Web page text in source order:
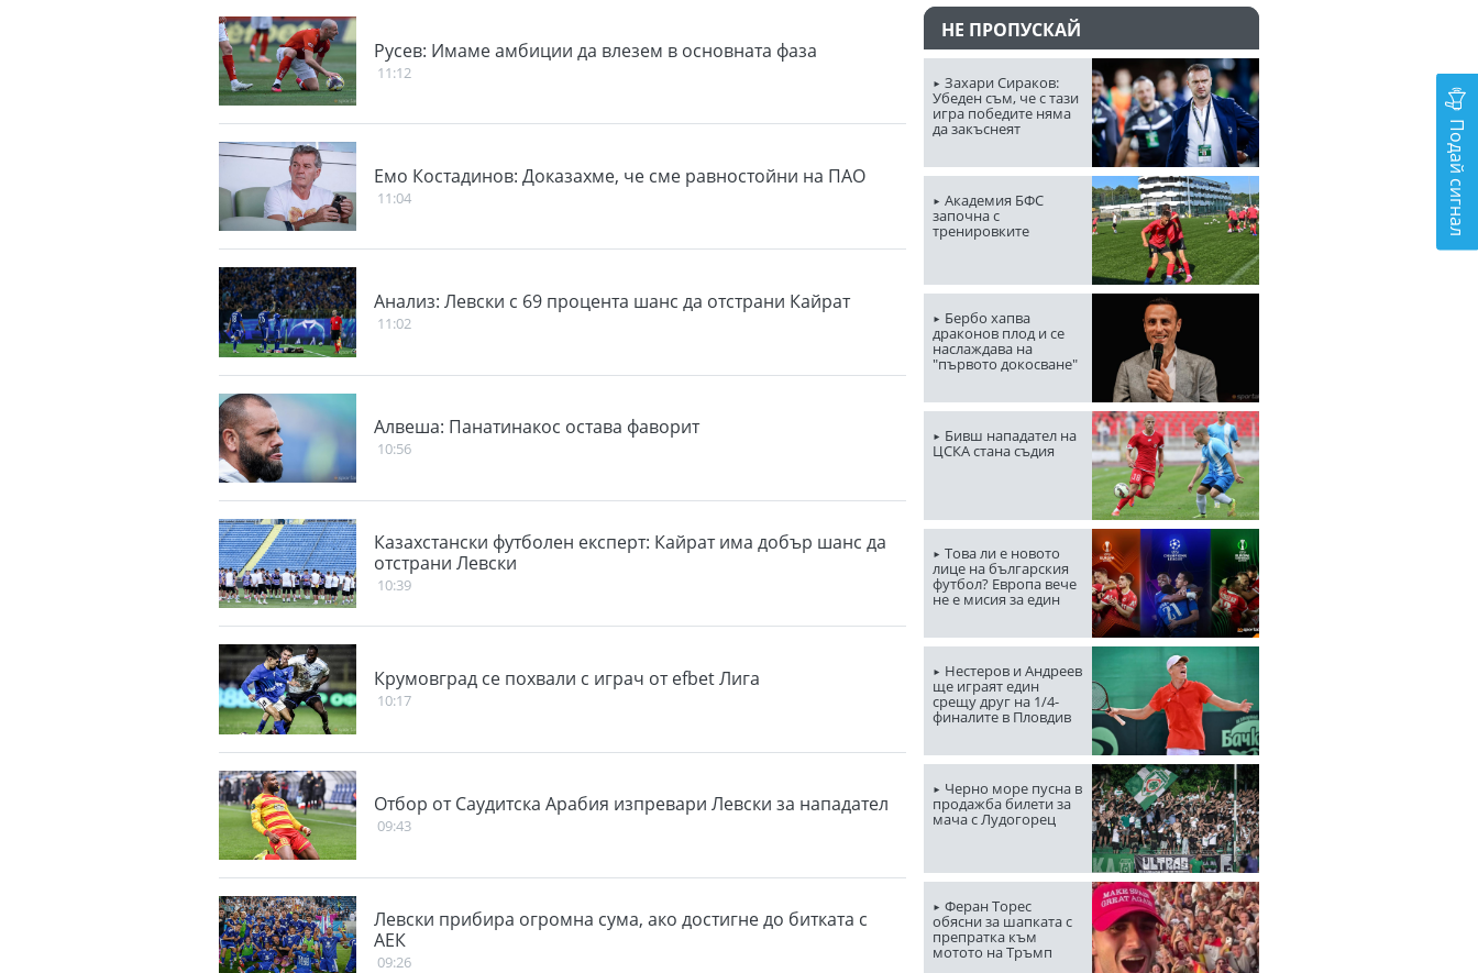
Русев: Имаме амбиции да влезем в основната фаза
11:12
Емо Костадинов: Доказахме, че сме равностойни на ПАО
11:04
Анализ: Левски с 69 процента шанс да отстрани Кайрат
11:02
Алвеша: Панатинакос остава фаворит
10:56
Казахстански футболен експерт: Кайрат има добър шанс да
отстрани Левски
10:39
Крумовград се похвали с играч от efbet Лига
10:17
Отбор от Саудитска Арабия изпревари Левски за нападател
09:43
Левски прибира огромна сума, ако достигне до битката с
АЕК
09:26
НЕ ПРОПУСКАЙ
Захари Сираков:
Убеден съм, че с тази
игра победите няма
да закъснеят
Академия БФС
започна с
тренировките
Бербо хапва
драконов плод и се
наслаждава на
"първото докосване"
Бивш нападател на
ЦСКА стана съдия
Това ли е новото
лице на българския
футбол? Европа вече
не е мисия за един
Нестеров и Андреев
ще играят един
срещу друг на 1/4-
финалите в Пловдив
Черно море пусна в
продажба билети за
мача с Лудогорец
Феран Торес
обясни за шапката с
препратка към
мотото на Тръмп
Подай сигнал